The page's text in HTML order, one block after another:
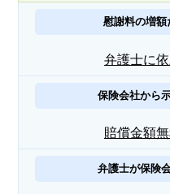
慰謝料の増額
弁護士に
保険会社から
賠償金額
弁護士が保険